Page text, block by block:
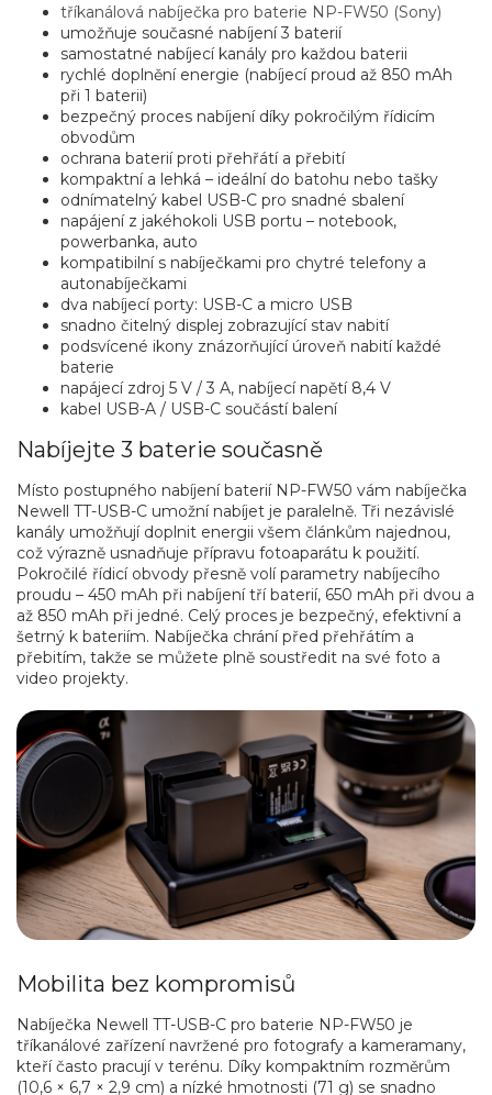
tříkanálová nabíječka pro baterie NP-FW50 (Sony)
umožňuje současné nabíjení 3 baterií
samostatné nabíjecí kanály pro každou baterii
rychlé doplnění energie (nabíjecí proud až 850 mAh
při 1 baterii)
bezpečný proces nabíjení díky pokročilým řídicím
obvodům
ochrana baterií proti přehřátí a přebití
kompaktní a lehká – ideální do batohu nebo tašky
odnímatelný kabel USB-C pro snadné sbalení
napájení z jakéhokoli USB portu – notebook,
powerbanka, auto
kompatibilní s nabíječkami pro chytré telefony a
autonabíječkami
dva nabíjecí porty: USB-C a micro USB
snadno čitelný displej zobrazující stav nabití
podsvícené ikony znázorňující úroveň nabití každé
baterie
napájecí zdroj 5 V / 3 A, nabíjecí napětí 8,4 V
kabel USB-A / USB-C součástí balení
Nabíjejte 3 baterie současně
Místo postupného nabíjení baterií NP-FW50 vám nabíječka
Newell TT-USB-C umožní nabíjet je paralelně. Tři nezávislé
kanály umožňují doplnit energii všem článkům najednou,
což výrazně usnadňuje přípravu fotoaparátu k použití.
Pokročilé řídicí obvody přesně volí parametry nabíjecího
proudu – 450 mAh při nabíjení tří baterií, 650 mAh při dvou a
až 850 mAh při jedné. Celý proces je bezpečný, efektivní a
šetrný k bateriím. Nabíječka chrání před přehřátím a
přebitím, takže se můžete plně soustředit na své foto a
video projekty.
Mobilita bez kompromisů
Nabíječka Newell TT-USB-C pro baterie NP-FW50 je
tříkanálové zařízení navržené pro fotografy a kameramany,
kteří často pracují v terénu. Díky kompaktním rozměrům
(10,6 × 6,7 × 2,9 cm) a nízké hmotnosti (71 g) se snadno